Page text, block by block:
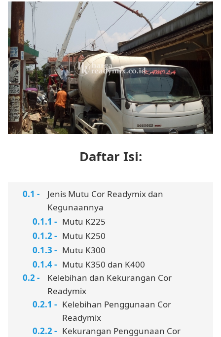
Daftar Isi:
Jenis Mutu Cor Readymix dan
Kegunaannya
Mutu K225
Mutu K250
Mutu K300
Mutu K350 dan K400
Kelebihan dan Kekurangan Cor
Readymix
Kelebihan Penggunaan Cor
Readymix
Kekurangan Penggunaan Cor